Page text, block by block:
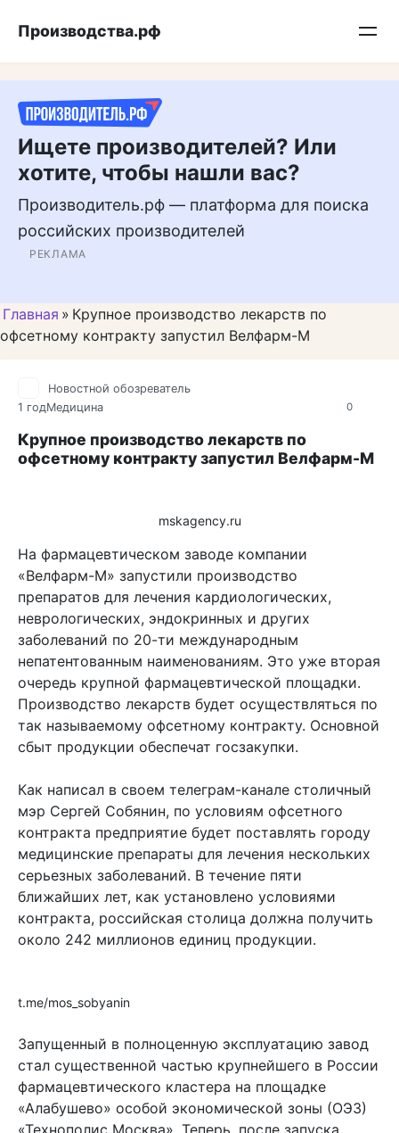
Подписывайтесь на нас в MAX
Производства.рф
Ищете производителей? Или
хотите, чтобы нашли вас?
Производитель.рф — платформа для поиска
российских производителей
РЕКЛАМА
Главная » Крупное производство лекарств по
офсетному контракту запустил Велфарм-М
0
Новостной обозреватель
1 годМедицина
Крупное производство лекарств по
офсетному контракту запустил Велфарм-М
mskagency.ru
На фармацевтическом заводе компании
«Велфарм-М» запустили производство
препаратов для лечения кардиологических,
неврологических, эндокринных и других
заболеваний по 20-ти международным
непатентованным наименованиям. Это уже вторая
очередь крупной фармацевтической площадки.
Производство лекарств будет осуществляться по
так называемому офсетному контракту. Основной
сбыт продукции обеспечат госзакупки.
Как написал в своем телеграм-канале столичный
мэр Сергей Собянин, по условиям офсетного
контракта предприятие будет поставлять городу
медицинские препараты для лечения нескольких
серьезных заболеваний. В течение пяти
ближайших лет, как установлено условиями
контракта, российская столица должна получить
около 242 миллионов единиц продукции.
t.me/mos_sobyanin
Запущенный в полноценную эксплуатацию завод
стал существенной частью крупнейшего в России
фармацевтического кластера на площадке
«Алабушево» особой экономической зоны (ОЭЗ)
«Технополис Москва». Теперь, после запуска